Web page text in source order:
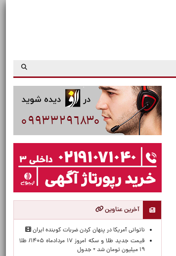
آخرین عناوین
ناتوانی آمریکا در پنهان کردن ضربات کوبنده ایران
قیمت جدید طلا و سکه امروز ۱۷ مردادماه ۱۴۰۵/ طلا
۱۹ میلیون تومان شد + جدول